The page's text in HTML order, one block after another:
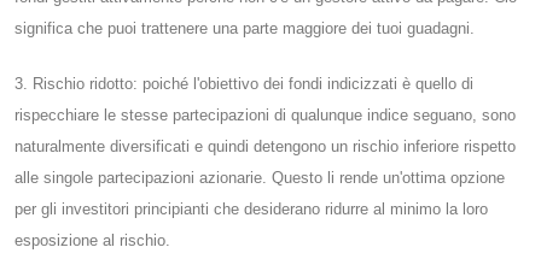
significa che puoi trattenere una parte maggiore dei tuoi guadagni.
3. Rischio ridotto: poiché l'obiettivo dei fondi indicizzati è quello di
rispecchiare le stesse partecipazioni di qualunque indice seguano, sono
naturalmente diversificati e quindi detengono un rischio inferiore rispetto
alle singole partecipazioni azionarie. Questo li rende un'ottima opzione
per gli investitori principianti che desiderano ridurre al minimo la loro
esposizione al rischio.